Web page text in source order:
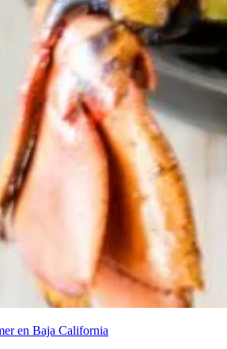
en Baja California